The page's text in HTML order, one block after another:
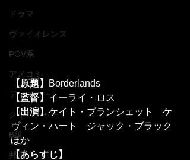
ドラマ
ヴァイオレンス
POV系
アメコミ
ディズニー
クリーチャー
B級
邦画
【原題】
Borderlands
【監督】イーライ・ロス
【出演】ケイト・ブランシェット　ケ
ヴィン・ハート　ジャック・ブラック
ほか
【あらすじ】